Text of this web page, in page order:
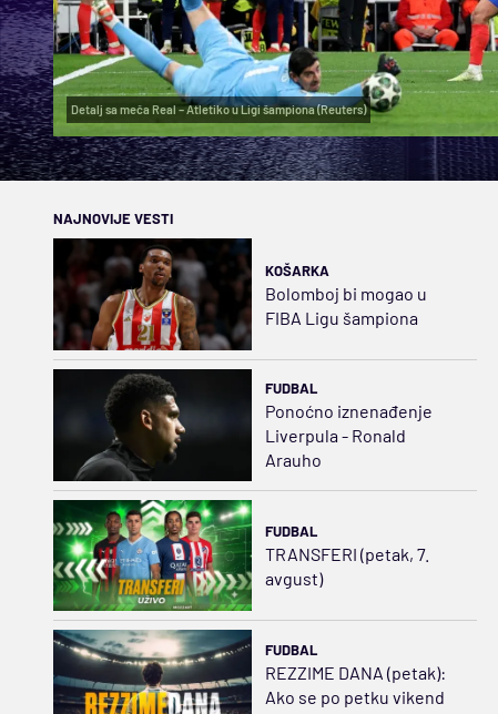
Detalj sa meča Real – Atletiko u Ligi šampiona (Reuters)
NAJNOVIJE VESTI
KOŠARKA
Bolomboj bi mogao u
FIBA Ligu šampiona
FUDBAL
Ponoćno iznenađenje
Liverpula - Ronald
Arauho
FUDBAL
TRANSFERI (petak, 7.
avgust)
FUDBAL
REZZIME DANA (petak):
Ako se po petku vikend